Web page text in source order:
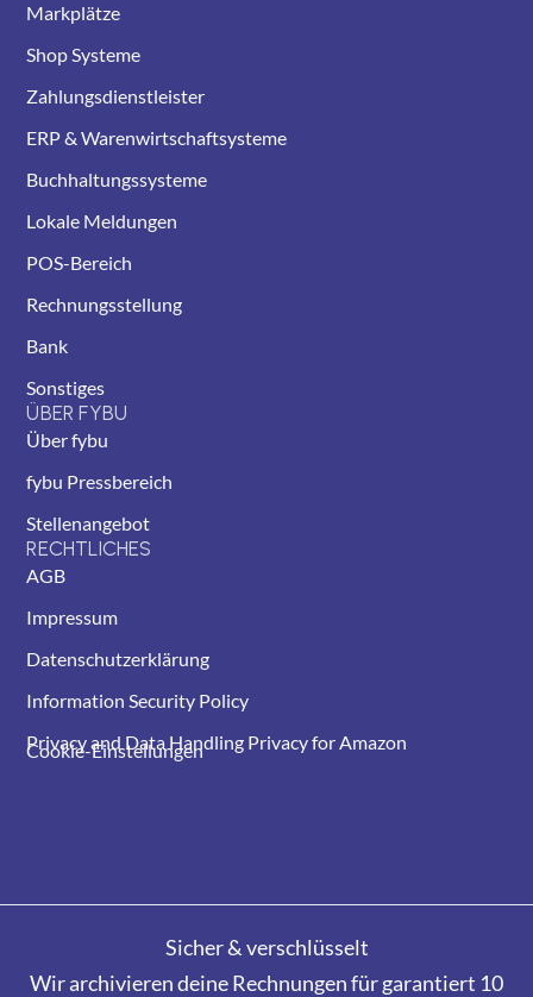
Markplätze
Shop Systeme
Zahlungsdienstleister
ERP & Warenwirtschaftsysteme
Buchhaltungssysteme
Lokale Meldungen
POS-Bereich
Rechnungsstellung
Bank
Sonstiges
ÜBER FYBU
Über fybu
fybu Pressbereich
Stellenangebot
RECHTLICHES
AGB
Impressum
Datenschutzerklärung
Information Security Policy
Privacy and Data Handling Privacy for Amazon
Cookie-Einstellungen
Sicher & verschlüsselt
Wir archivieren deine Rechnungen für garantiert 10